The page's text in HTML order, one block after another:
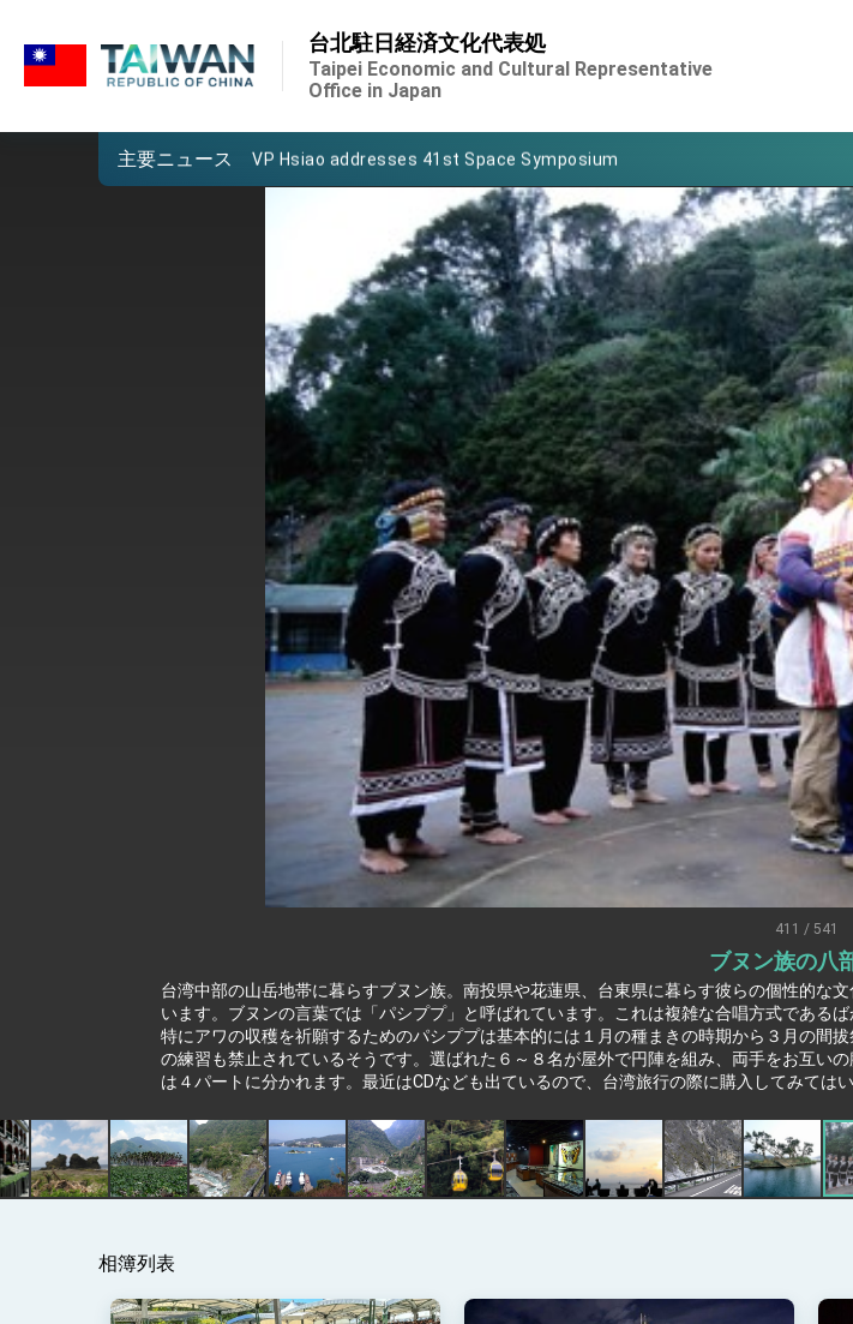
台北駐日経済文化代表処
Taipei Economic and Cultural Representative
Office in Japan
主要ニュース
Taiwan government to open office in Arizona, advancing Taiwan-US
VP Hsiao addresses 41st Space Symposium
Taiwan’s economic growth is a priority for President Lai
President Lai’s remarks for Lunar New Year
President Lai interviewed by AFP
President Lai holds press conference on Taiwan- US Economic
FM Lin attends Taiwan Panorama exhibit at TIBE
President Lai meets US delegation led by Senator Ruben Gallego
MOFA, MODA team up to promote integrated diplomacy
EY details tariff negotiations with U.S.
FM Lin hosts ABAC representatives
MOFA poll shows widespread support for government diplomacy
President Lai delivers 2026 New Year’s Address
Presidential Office thanks US President Trump for signing Taiwan
President Lai delivers 2025 National Day Address
Presidential Inauguration Speech
Major speeches
Taiwan government to open office in Arizona, advancing Taiwan-US
411 / 541
ブヌン族の八
台湾中部の山岳地帯に暮らすブヌン族。南投県や花蓮県、台東県に暮らす彼らの個性的な
います。ブヌンの言葉では「パシププ」と呼ばれています。これは複雑な合唱方式である
特にアワの収穫を祈願するためのパシププは基本的には１月の種まきの時期から３月の間
の練習も禁止されているそうです。選ばれた６～８名が屋外で円陣を組み、両手をお互い
は４パートに分かれます。最近はCDなども出ているので、台湾旅行の際に購入してみては
相簿列表